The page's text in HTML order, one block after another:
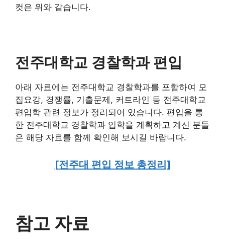
컷은 위와 같습니다.
전주대학교 경찰학과 편입
아래 자료에는 전주대학교 경찰학과를 포함하여 모
집요강, 경쟁률, 기출문제, 커트라인 등 전주대학교
편입학 관련 정보가 정리되어 있습니다. 편입을 통
한 전주대학교 경찰학과 입학을 계획하고 계신 분들
은 해당 자료를 함께 확인해 보시길 바랍니다.
[전주대 편입 정보 총정리]
참고 자료